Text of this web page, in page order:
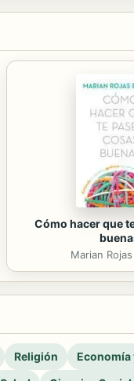
Cómo hacer que
Marian
Religión
Economía